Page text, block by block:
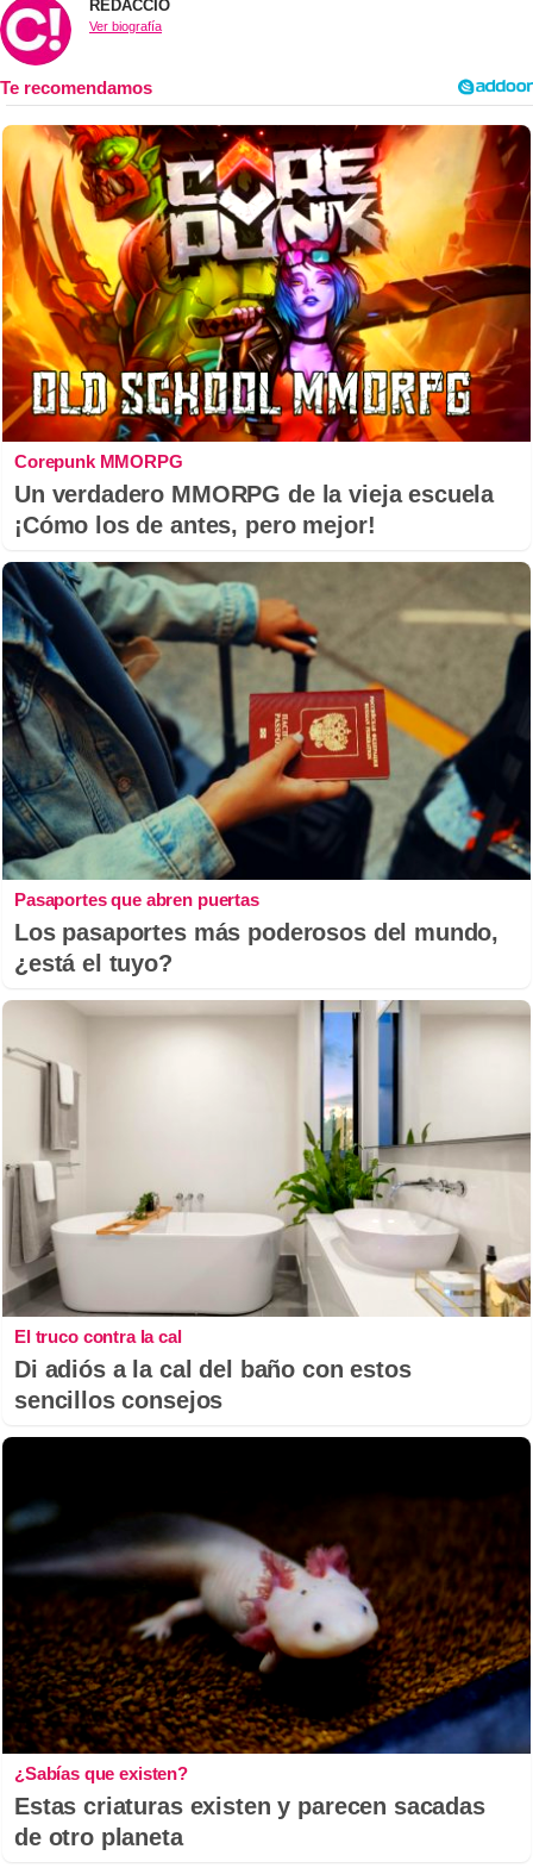
REDACCIÓ
Ver biografía
Corepunk MMORPG
Un verdadero MMORPG de la vieja escuela
¡Cómo los de antes, pero mejor!
Pasaportes que abren puertas
Los pasaportes más poderosos del mundo,
¿está el tuyo?
El truco contra la cal
Di adiós a la cal del baño con estos
sencillos consejos
¿Sabías que existen?
Estas criaturas existen y parecen sacadas
de otro planeta